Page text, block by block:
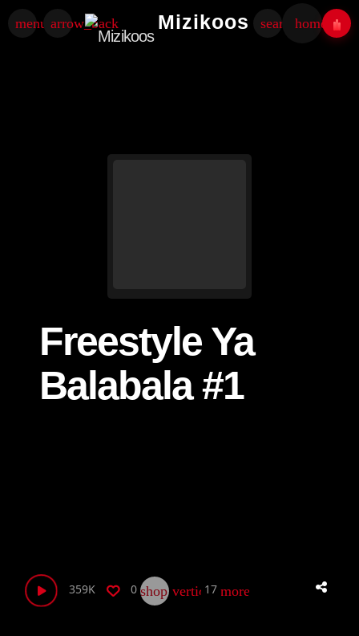
menu arrow_back Mizikoos searchhome
Freestyle Ya
Balabala #1
359K 0 shop_twovertical_align_bottom
17 more_horiz